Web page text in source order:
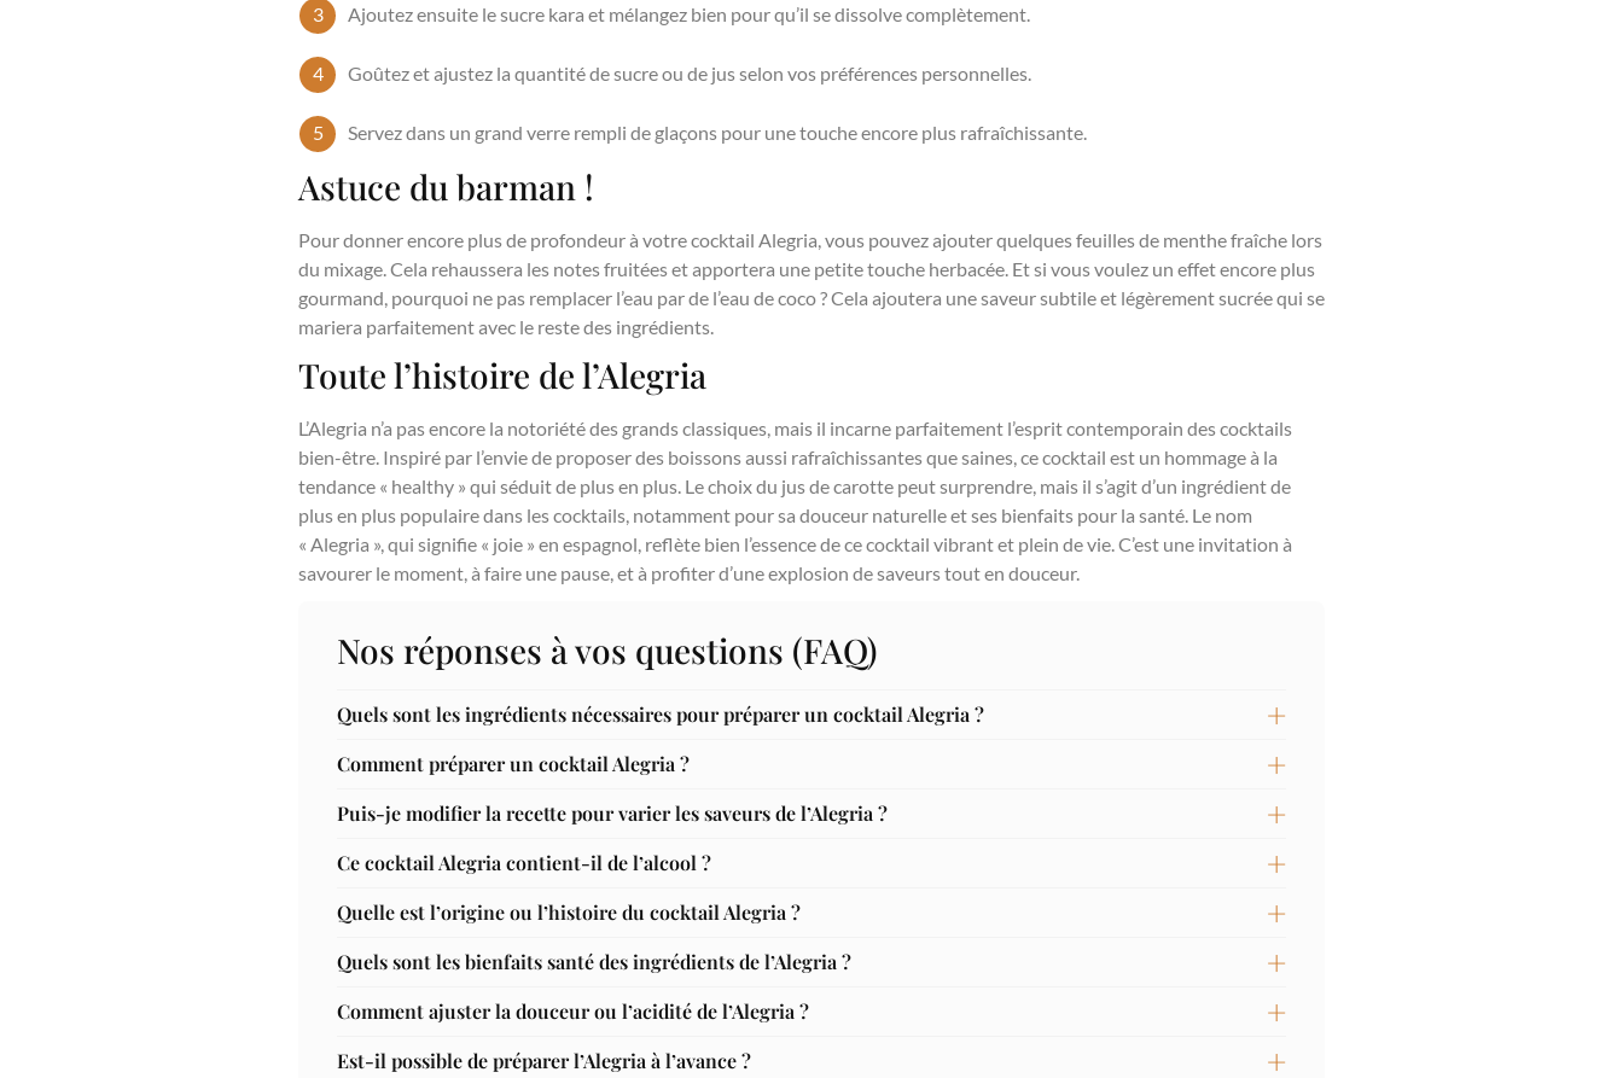
Ajoutez ensuite le sucre kara et mélangez bien pour qu’il se dissolve complètement.
Goûtez et ajustez la quantité de sucre ou de jus selon vos préférences personnelles.
Servez dans un grand verre rempli de glaçons pour une touche encore plus rafraîchissante.
Astuce du barman !
Pour donner encore plus de profondeur à votre cocktail Alegria, vous pouvez ajouter quelques feuilles de menthe fraîche lors
du mixage. Cela rehaussera les notes fruitées et apportera une petite touche herbacée. Et si vous voulez un effet encore plus
gourmand, pourquoi ne pas remplacer l’eau par de l’eau de coco ? Cela ajoutera une saveur subtile et légèrement sucrée qui se
mariera parfaitement avec le reste des ingrédients.
Toute l’histoire de l’Alegria
L’Alegria n’a pas encore la notoriété des grands classiques, mais il incarne parfaitement l’esprit contemporain des cocktails
bien-être. Inspiré par l’envie de proposer des boissons aussi rafraîchissantes que saines, ce cocktail est un hommage à la
tendance « healthy » qui séduit de plus en plus. Le choix du jus de carotte peut surprendre, mais il s’agit d’un ingrédient de
plus en plus populaire dans les cocktails, notamment pour sa douceur naturelle et ses bienfaits pour la santé. Le nom
« Alegria », qui signifie « joie » en espagnol, reflète bien l’essence de ce cocktail vibrant et plein de vie. C’est une invitation à
savourer le moment, à faire une pause, et à profiter d’une explosion de saveurs tout en douceur.
Nos réponses à vos questions (FAQ)
Quels sont les ingrédients nécessaires pour préparer un cocktail Alegria ?
Comment préparer un cocktail Alegria ?
Puis-je modifier la recette pour varier les saveurs de l’Alegria ?
Ce cocktail Alegria contient-il de l’alcool ?
Quelle est l’origine ou l’histoire du cocktail Alegria ?
Quels sont les bienfaits santé des ingrédients de l’Alegria ?
Comment ajuster la douceur ou l’acidité de l’Alegria ?
Est-il possible de préparer l’Alegria à l’avance ?